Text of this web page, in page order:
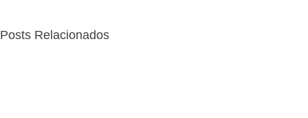
Posts Relacionados